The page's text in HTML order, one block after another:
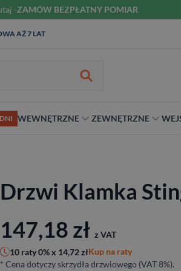
-ZAMÓW BEZPŁATNY POMIAR
WIZYTA I POMIAR W DOMU 0
ZŁ
WEWNĘTRZNE
70 cm
90 cm
Na wymiar
ZEWNĘTRZNE
Niestandardowe wymiary
RC3
Drzwi Klamka
147,18 zł z VAT
10 raty 0% x 14,72złKup na raty
* Cena dotyczy skrzydła drzwiowego (VAT 8%).